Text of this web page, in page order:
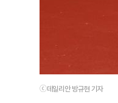
ⓒ데일리안 방규현 기자